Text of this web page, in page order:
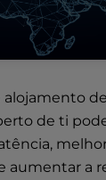
alojamento
de ti
aumentar a